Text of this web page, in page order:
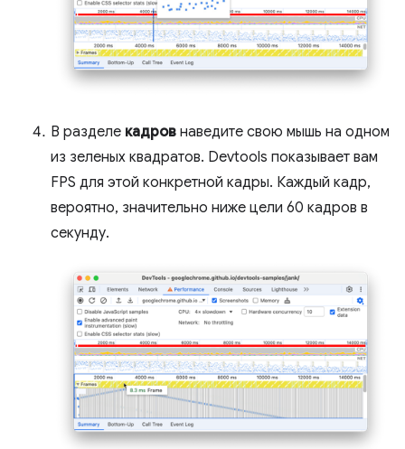
В разделе кадров наведите свою мышь на одном
из зеленых квадратов. Devtools показывает вам
FPS для этой конкретной кадры. Каждый кадр,
вероятно, значительно ниже цели 60 кадров в
секунду.